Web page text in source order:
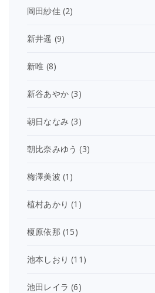
岡田紗佳(2)
新井遥 (9)
新唯 (8)
新谷あやか (3)
朝日ななみ (3)
朝比奈みゆう (3)
梅澤美波 (1)
植村あかり (1)
榎原依那 (15)
池本しおり (11)
池田レイラ (6)